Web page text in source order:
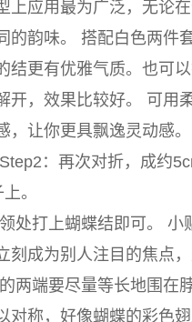
上应用最为广泛，无论
的韵味。 搭配白色两件
结更有优雅气质。也可
开，效果比较好。 可用
，让你更具飘逸灵动感。
：再次对折，成约
。
处打上蝴蝶结即可。 小
刻成为别人注目的焦点
两端要尽量等长地围在
对称，好像蝴蝶的彩色